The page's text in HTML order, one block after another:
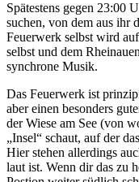
Spätestens gegen 23:00
suchen, von dem aus ihr
Feuerwerk selbst wird
selbst und dem
synchrone Musik.
Das Feuerwerk ist
aber einen besonders
der Wiese am See (von
„Insel“ schaut, auf der
Hier stehen allerdings
laut ist. Wenn dir das zu